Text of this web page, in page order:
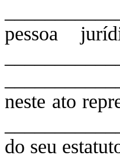
pessoa
neste ato
do seu